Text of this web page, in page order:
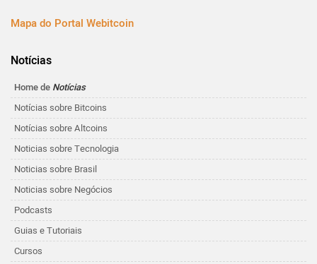
Mapa do Portal Webitcoin
Notícias
Home de Notícias
Notícias sobre Bitcoins
Notícias sobre Altcoins
Noticias sobre Tecnologia
Noticias sobre Brasil
Noticias sobre Negócios
Podcasts
Guias e Tutoriais
Cursos